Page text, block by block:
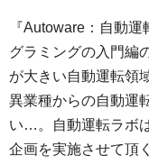
『Autoware：自動
グラミングの入門編
が大きい自動運転領
異業種からの自動運
い…。自動運転ラボ
企画を実施させて頂